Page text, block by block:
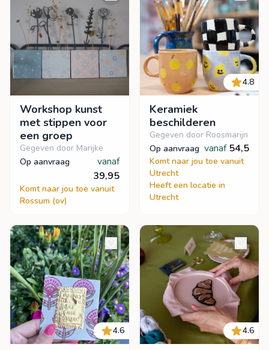
Workshop kunst
met stippen voor
een groep
Gegeven door Marijke
op aanvraag
vanaf
39,95
Komt naar jou toe vanuit
Rossum (ov)
4.8
Keramiek
beschilderen
Gegeven door Roosmarijn
op aanvraag vanaf 54,5
Komt naar jou toe vanuit
Utrecht
Heeft een locatie in
Utrecht
4.6 4.6